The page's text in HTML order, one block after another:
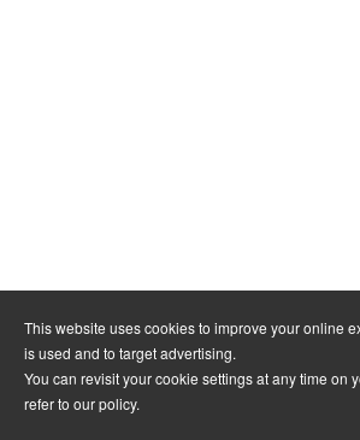
This website uses cookies to improve your online
is used and to target advertising.
You can revisit your cookie settings at any time on
refer to our policy.